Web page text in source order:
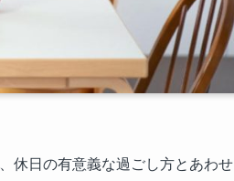
休日の有意義な過ごし方とあわせ